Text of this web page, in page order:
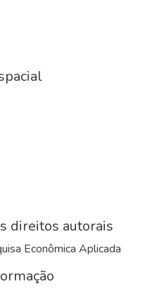
direitos autorais
Econômica Aplicada